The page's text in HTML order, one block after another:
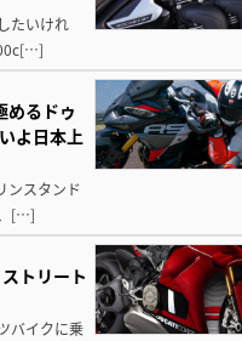
たいけれ
るドゥ
よ日本上
ンスタンド
[…]
トリート
バイクに乗